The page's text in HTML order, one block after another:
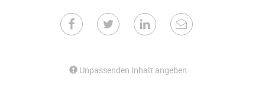
Unpassenden Inhalt angeben